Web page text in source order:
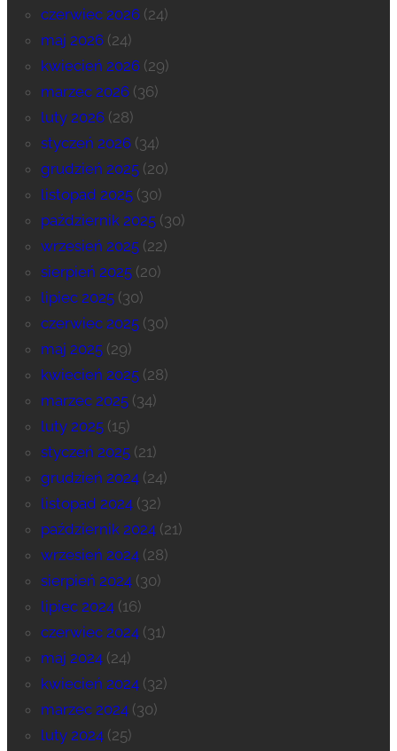
czerwiec 2026(24)
maj 2026(24)
kwiecień 2026(29)
marzec 2026(36)
luty 2026(28)
styczeń 2026(34)
grudzień 2025(20)
listopad 2025(30)
październik 2025(30)
wrzesień 2025(22)
sierpień 2025(20)
lipiec 2025(30)
czerwiec 2025(30)
maj 2025(29)
kwiecień 2025(28)
marzec 2025(34)
luty 2025(15)
styczeń 2025(21)
grudzień 2024(24)
listopad 2024(32)
październik 2024(21)
wrzesień 2024(28)
sierpień 2024(30)
lipiec 2024(16)
czerwiec 2024(31)
maj 2024(24)
kwiecień 2024(32)
marzec 2024(30)
luty 2024(25)